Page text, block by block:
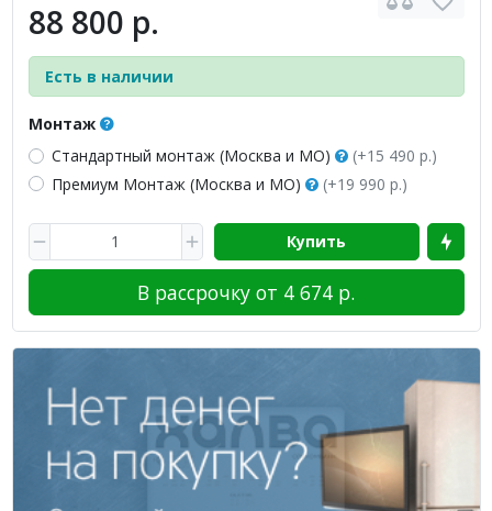
88 800 р.
Есть в наличии
Монтаж
Стандартный монтаж (Москва и МО)
(+15 490 р.)
Премиум Монтаж (Москва и МО)
(+19 990 р.)
Купить
В рассрочку от 4 674 р.